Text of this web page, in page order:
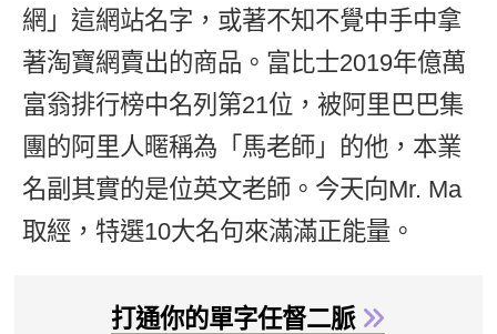
英文寫作
TED Talks
CNN聽力強化
新聞英文
網」這網站名字，或著不知不覺中手中拿
著淘寶網賣出的商品。富比士2019年億萬
富翁排行榜中名列第21位，被阿里巴巴集
團的阿里人暱稱為「馬老師」的他，本業
名副其實的是位英文老師。今天向Mr. Ma
取經，特選10大名句來滿滿正能量。
打通你的單字任督二脈